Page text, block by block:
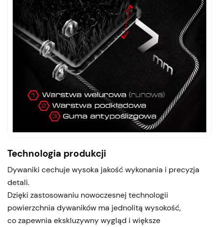
Technologia produkcji
Dywaniki cechuje wysoka jakość wykonania i precyzja
detali.
Dzięki zastosowaniu nowoczesnej technologii
powierzchnia dywaników ma jednolitą wysokość,
co zapewnia ekskluzywny wygląd i większe